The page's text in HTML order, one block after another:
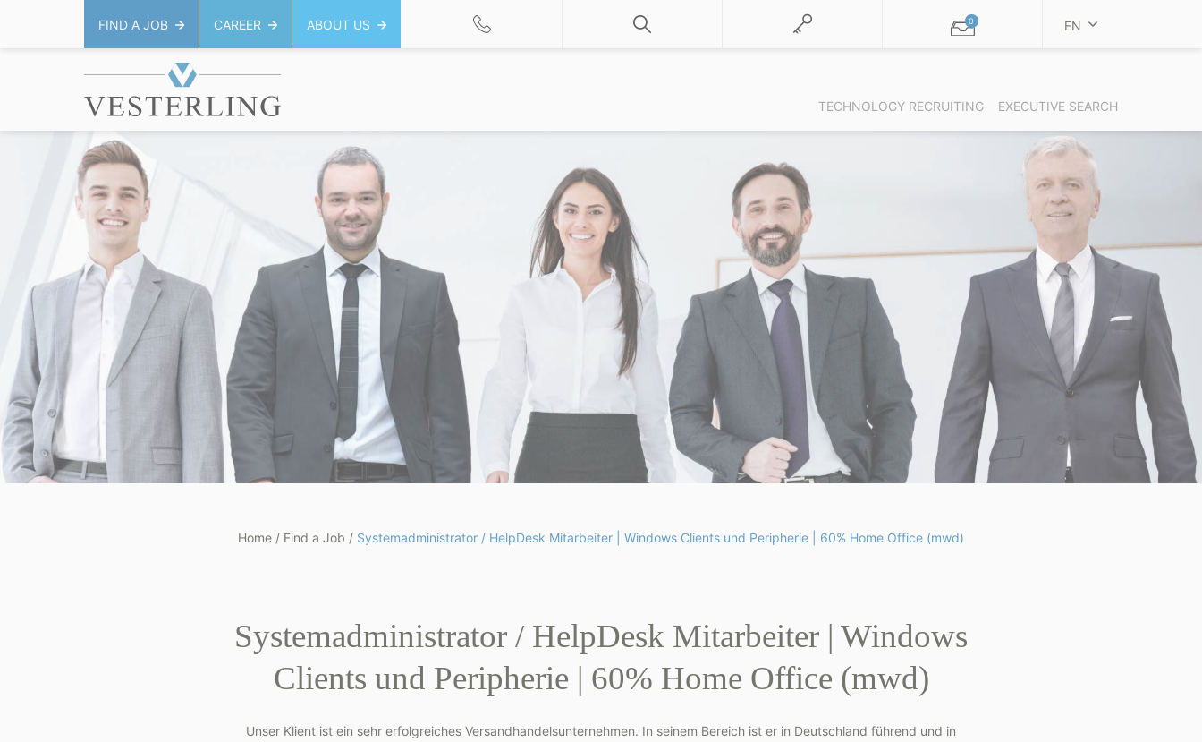
FIND A JOB CAREER ABOUT US 0 EN
TECHNOLOGY RECRUITING EXECUTIVE SEARCH
Home / Find a Job / Systemadministrator / HelpDesk Mitarbeiter | Windows Clients und Peripherie | 60% Home Office (mwd)
Systemadministrator / HelpDesk Mitarbeiter | Windows
Clients und Peripherie | 60% Home Office (mwd)
Unser Klient ist ein sehr erfolgreiches Versandhandelsunternehmen. In seinem Bereich ist er in Deutschland führend und in